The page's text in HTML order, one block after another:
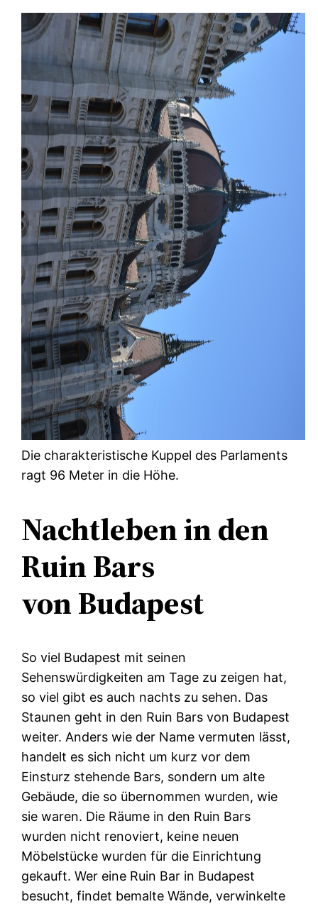
Die charakteristische Kuppel des Parlaments
ragt 96 Meter in die Höhe.
Nachtleben in den
Ruin Bars
von Budapest
So viel Budapest mit seinen
Sehenswürdigkeiten am Tage zu zeigen hat,
so viel gibt es auch nachts zu sehen. Das
Staunen geht in den Ruin Bars von Budapest
weiter. Anders wie der Name vermuten lässt,
handelt es sich nicht um kurz vor dem
Einsturz stehende Bars, sondern um alte
Gebäude, die so übernommen wurden, wie
sie waren. Die Räume in den Ruin Bars
wurden nicht renoviert, keine neuen
Möbelstücke wurden für die Einrichtung
gekauft. Wer eine Ruin Bar in Budapest
besucht, findet bemalte Wände, verwinkelte